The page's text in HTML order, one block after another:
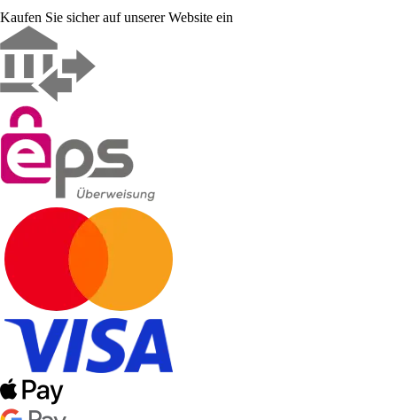
Kaufen Sie sicher auf unserer Website ein